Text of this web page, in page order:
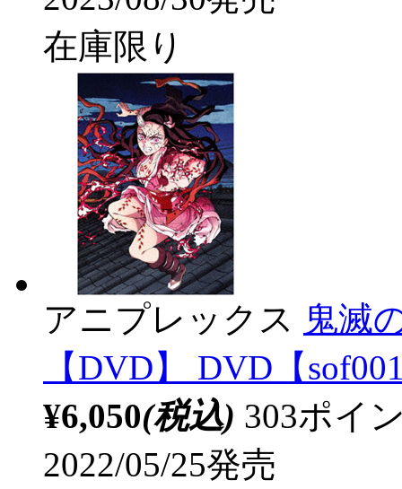
在庫限り
アニプレックス 鬼滅
【DVD】 DVD【
¥6,050(税込) 303ポイ
2022/05/25発売